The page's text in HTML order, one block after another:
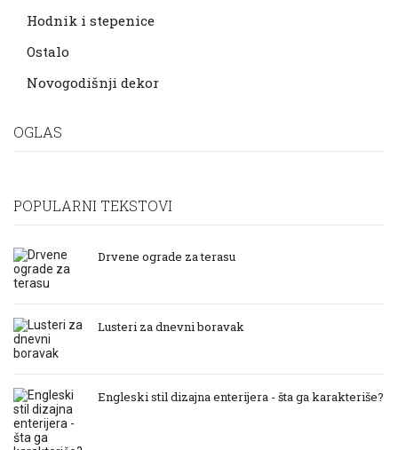
Hodnik i stepenice
Ostalo
Novogodišnji dekor
OGLAS
POPULARNI TEKSTOVI
Drvene ograde za terasu
Lusteri za dnevni boravak
Engleski stil dizajna enterijera - šta ga karakteriše?